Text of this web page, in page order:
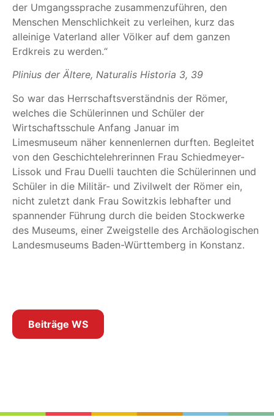
der Umgangssprache zusammenzuführen, den
Menschen Menschlichkeit zu verleihen, kurz das
alleinige Vaterland aller Völker auf dem ganzen
Erdkreis zu werden.“
Plinius der Ältere, Naturalis Historia 3, 39
So war das Herrschaftsverständnis der Römer,
welches die Schülerinnen und Schüler der
Wirtschaftsschule Anfang Januar im
Limesmuseum näher kennenlernen durften. Begleitet
von den Geschichtelehrerinnen Frau Schiedmeyer-
Lissok und Frau Duelli tauchten die Schülerinnen und
Schüler in die Militär- und Zivilwelt der Römer ein,
nicht zuletzt dank Frau Sowitzkis lebhafter und
spannender Führung durch die beiden Stockwerke
des Museums, einer Zweigstelle des Archäologischen
Landesmuseums Baden-Württemberg in Konstanz.
Beiträge WS